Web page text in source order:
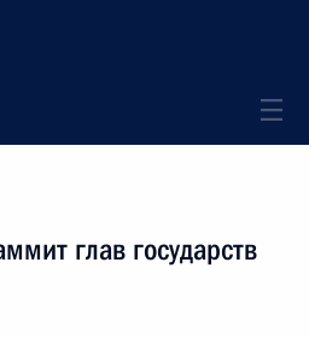
глав государств